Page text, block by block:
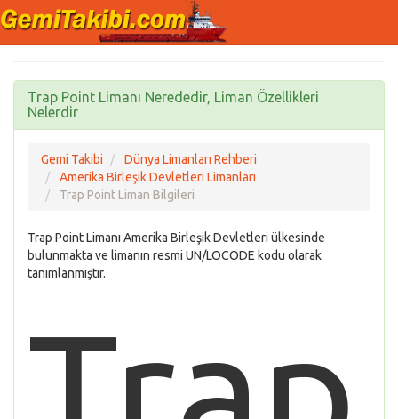
Trap Point Limanı Nerededir, Liman Özellikleri
Nelerdir
Gemi Takibi
Dünya Limanları Rehberi
Amerika Birleşik Devletleri Limanları
Trap Point Liman Bilgileri
Trap Point Limanı Amerika Birleşik Devletleri ülkesinde
bulunmakta ve limanın resmi UN/LOCODE kodu olarak
tanımlanmıştır.